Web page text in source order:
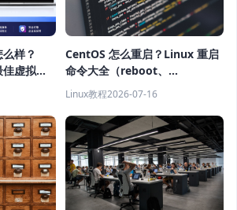
样？
虚拟机
CentOS 怎么重启？Linux 重启
命令大全（reboot、
shutdown、systemctl 教程）
Linux教程2026-07-16